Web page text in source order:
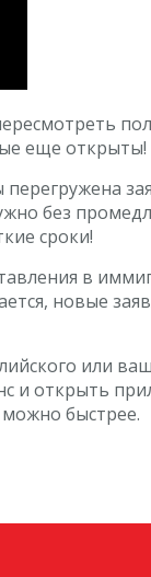
еще открыты!
без
сроки!
в
новые
или
и открыть
быстрее.